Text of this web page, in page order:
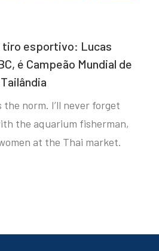
tiro esportivo: Lucas
é Campeão Mundial de
norm. I’ll never forget
the aquarium fisherman,
at the Thai market.